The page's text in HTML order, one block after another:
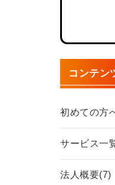
コンテン
初めての方
サービス一
法人概要(7)